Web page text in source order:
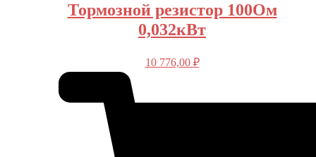
Тормозной резистор 100Ом
0,032кВт
10 776,00 ₽